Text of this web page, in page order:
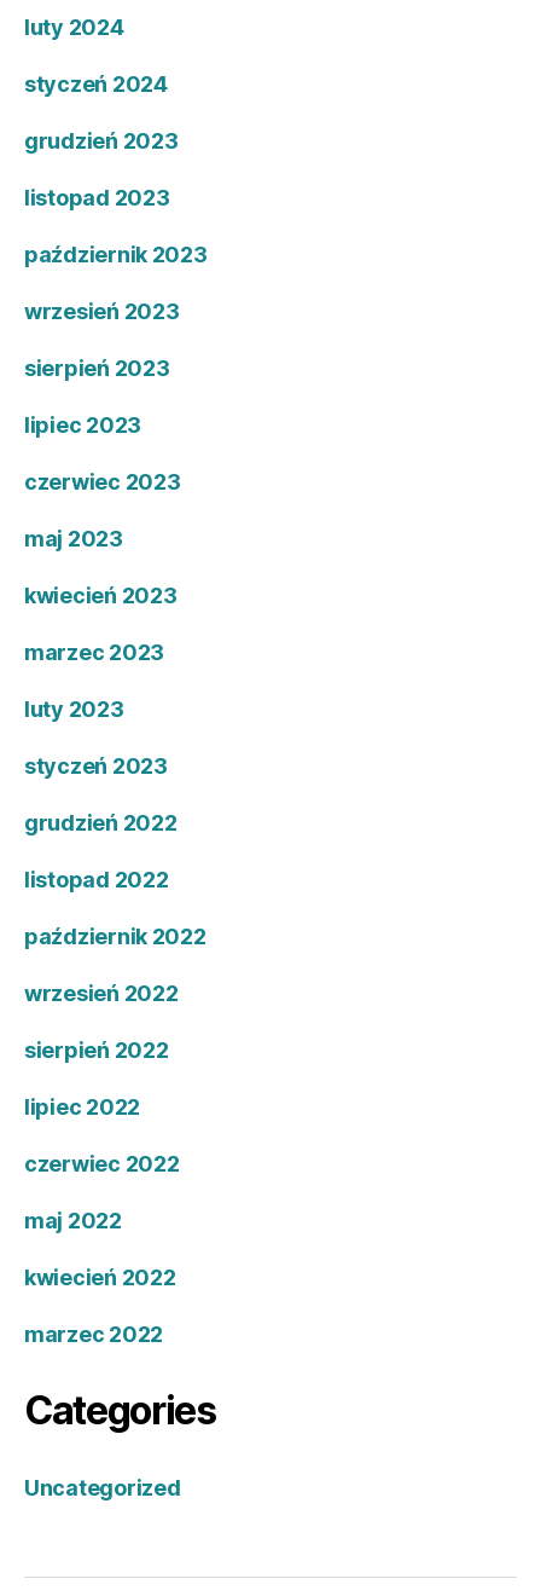
luty 2024
styczeń 2024
grudzień 2023
listopad 2023
październik 2023
wrzesień 2023
sierpień 2023
lipiec 2023
czerwiec 2023
maj 2023
kwiecień 2023
marzec 2023
luty 2023
styczeń 2023
grudzień 2022
listopad 2022
październik 2022
wrzesień 2022
sierpień 2022
lipiec 2022
czerwiec 2022
maj 2022
kwiecień 2022
marzec 2022
Categories
Uncategorized